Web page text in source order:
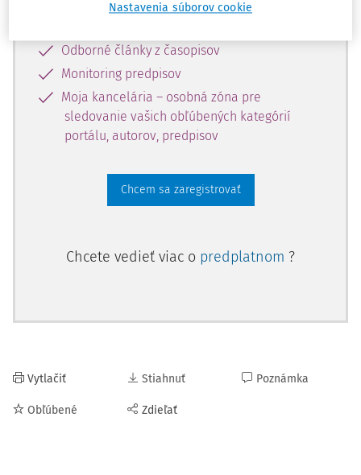
vybranému obsahu:
Odborné články z časopisov
Monitoring predpisov
Moja kancelária – osobná zóna pre
sledovanie vašich obľúbených kategórií
portálu, autorov, predpisov
Chcem sa zaregistrovať
Chcete vedieť viac o predplatnom ?
Vytlačiť
Obľúbené
Stiahnuť
Zdieľať
Poznámka
Nastavenia súborov cookie